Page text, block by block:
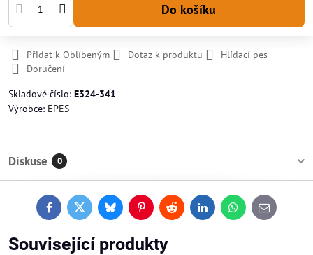
Do košíku
Přidat k Oblíbeným Dotaz k produktu
Hlídací pes
Doručení
Skladové číslo: E324-341
Výrobce: EPES
Diskuse 0
FacebookTwitterBlueskyPinterestReddit LinkedInWhatsApp
E-
mail
Související produkty